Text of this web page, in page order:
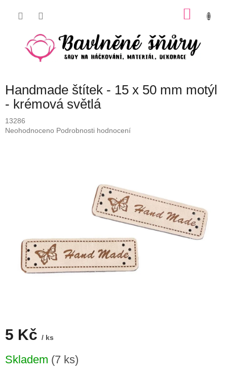
Handmade štítek - 15 x 50 mm motýl
- krémová světlá
13286
Průměrné
Neohodnoceno Podrobnosti hodnocení
5 Kč / ks
cena:
Skladem (7 ks)